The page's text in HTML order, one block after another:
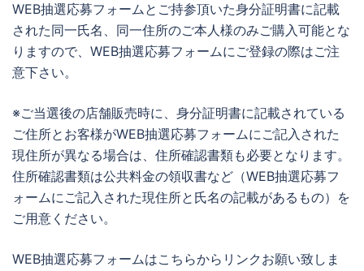
WEB抽選応募フォームとご持参頂いた身分証明書に記載
された同一氏名、同一住所のご本人様のみご購入可能とな
りますので、WEB抽選応募フォームにご登録の際はご注
意下さい。
※ご当選後の店舗販売時に、身分証明書に記載されている
ご住所とお客様がWEB抽選応募フォームにご記入された
現住所が異なる場合は、住所確認書類も必要となります。
住所確認書類は公共料金の領収書など（WEB抽選応募フ
ォームにご記入された現住所と氏名の記載があるもの）を
ご用意ください。
WEB抽選応募フォームはこちらからリンクお願い致しま